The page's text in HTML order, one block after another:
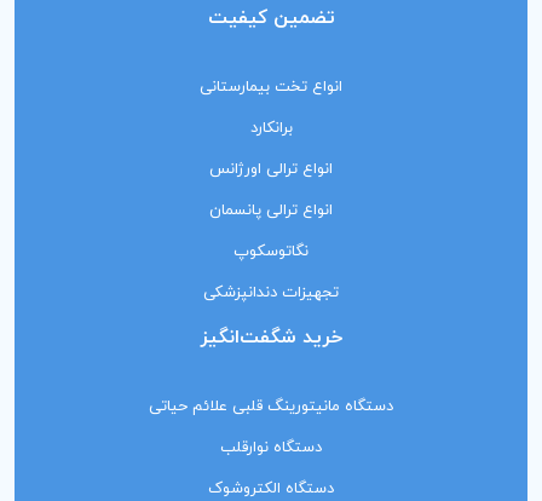
تضمین کیفیت
انواع تخت بیمارستانی
برانکارد
انواع ترالی اورژانس
انواع ترالی پانسمان
نگاتوسکوپ
تجهیزات دندانپزشکی
خرید شگفت‌انگیز
دستگاه مانیتورینگ‌ قلبی علائم حیاتی
دستگاه نوارقلب
دستگاه الکتروشوک